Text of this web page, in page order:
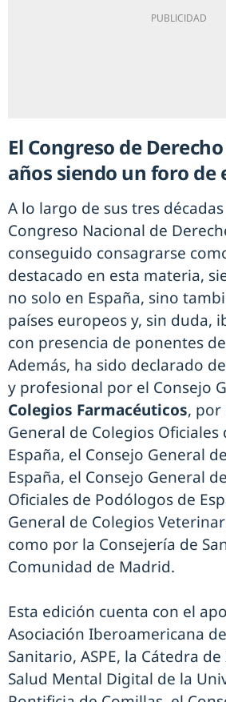
El Congreso de
años siendo un foro de
A lo largo de sus tres
Congreso Nacional de
conseguido consagrarse
destacado en esta materia,
no solo en España, sino
países europeos y, sin duda,
con presencia de ponentes
Además, ha sido declarado
y profesional por el Consejo
Colegios Farmacéuticos, por
General de Colegios Oficiales
España, el Consejo General
España, el Consejo General
Oficiales de Podólogos de
General de Colegios
como por la Consejería de
Comunidad de Madrid.
Esta edición cuenta con el
Asociación Iberoamericana
Sanitario, ASPE, la Cátedra
Salud Mental Digital de la